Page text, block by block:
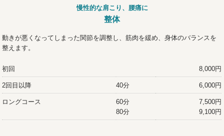
慢性的な肩こり、腰痛に
整体
動きが悪くなってしまった関節を調整し、筋肉を緩め、身体のバランスを
整えます。
初回 8,000円
2回目以降 40分 6,000円
ロングコース
60分
80分
7,500円
9,100円